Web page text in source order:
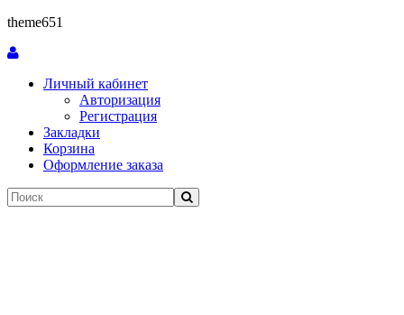
theme651
Личный кабинет
Авторизация
Регистрация
Закладки
Корзина
Оформление заказа